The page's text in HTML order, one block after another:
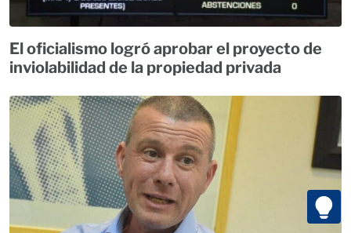
El oficialismo logró aprobar el proyecto de
inviolabilidad de la propiedad privada